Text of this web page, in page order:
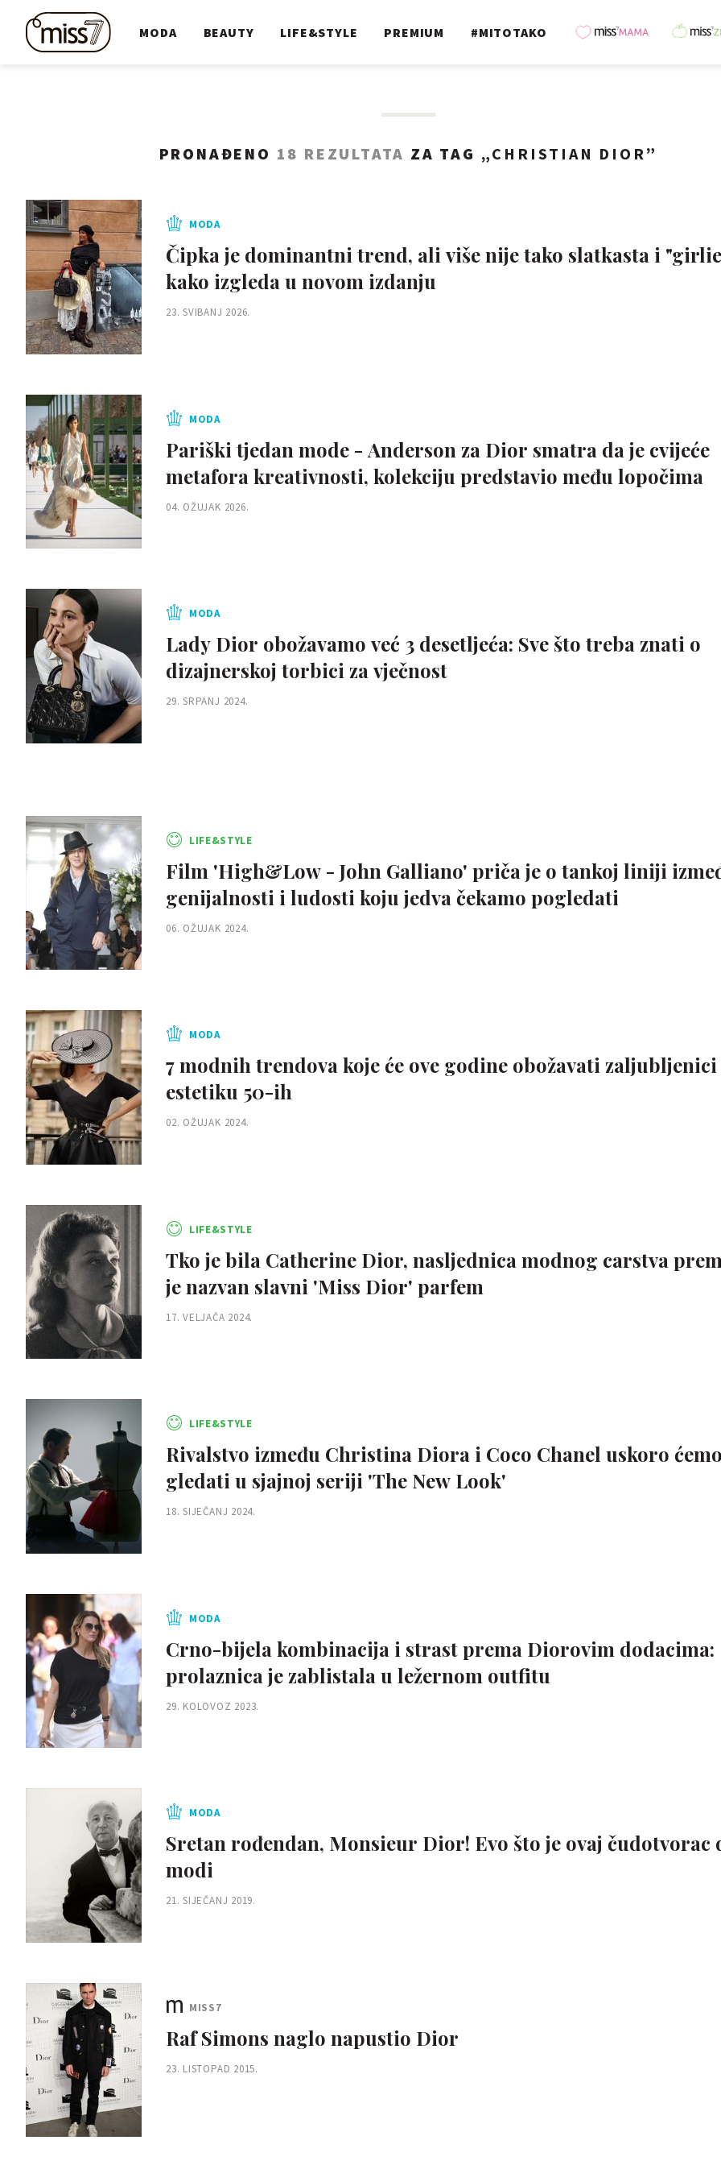
MODA BEAUTY LIFE&STYLE PREMIUM #MITOTAKO
PRONAĐENO 18 REZULTATA ZA TAG „CHRISTIAN DIOR”
MODA
Čipka je dominantni trend, ali više nije tako slatkasta i
kako izgleda u novom izdanju
23. SVIBANJ 2026.
MODA
Pariški tjedan mode - Anderson za Dior smatra da je cvijeće
metafora kreativnosti, kolekciju predstavio među lopočima
04. OŽUJAK 2026.
MODA
Lady Dior obožavamo već 3 desetljeća: Sve što treba znati o
dizajnerskoj torbici za vječnost
29. SRPANJ 2024.
LIFE&STYLE
Film 'High&Low - John Galliano' priča je o tankoj liniji
genijalnosti i ludosti koju jedva čekamo pogledati
06. OŽUJAK 2024.
MODA
7 modnih trendova koje će ove godine obožavati zaljubljenici
estetiku 50-ih
02. OŽUJAK 2024.
LIFE&STYLE
Tko je bila Catherine Dior, nasljednica modnog carstva
je nazvan slavni 'Miss Dior' parfem
17. VELJAČA 2024.
LIFE&STYLE
Rivalstvo između Christina Diora i Coco Chanel uskoro ćemo
gledati u sjajnoj seriji 'The New Look'
18. SIJEČANJ 2024.
MODA
Crno-bijela kombinacija i strast prema Diorovim dodacima:
prolaznica je zablistala u ležernom outfitu
29. KOLOVOZ 2023.
MODA
Sretan rođendan, Monsieur Dior! Evo što je ovaj čudotvorac
modi
21. SIJEČANJ 2019.
MISS7
Raf Simons naglo napustio Dior
23. LISTOPAD 2015.